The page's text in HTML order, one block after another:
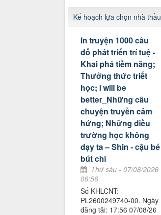
Kế hoạch lựa chọn nhà thầu
In truyện 1000 câu
đố phát triển trí tuệ -
Khai phá tiềm năng;
Thưởng thức triết
học; I will be
better_Những câu
chuyện truyền cảm
hứng; Những điều
trường học không
dạy ta – Shin - cậu bé
bút chì
Thứ sáu - 07/08/2026
06:56
Số KHLCNT:
PL2600249740-00. Ngày
đăng tải: 17:56 07/08/26